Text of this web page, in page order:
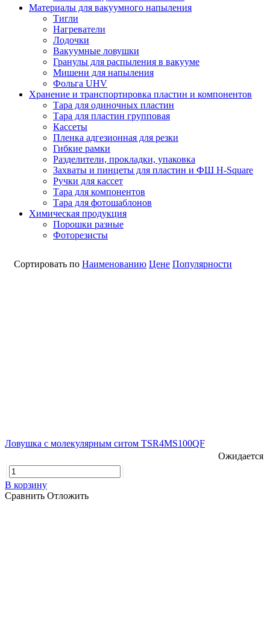
Материалы для вакуумного напыления
Тигли
Нагреватели
Лодочки
Вакуумные ловушки
Гранулы для распыления в вакууме
Мишени для напыления
Фольга UHV
Хранение и транспортировка пластин и компонентов
Тара для одиночных пластин
Тара для пластин групповая
Кассеты
Пленка адгезионная для резки
Гибкие рамки
Разделители, прокладки, упаковка
Захваты и пинцеты для пластин и ФШ H-Square
Ручки для кассет
Тара для компонентов
Тара для фотошаблонов
Химическая продукция
Порошки разные
Фоторезисты
Сортировать по Наименованию Цене Популярности
Ловушка с молекулярным ситом TSR4MS100QF
Ожидается
В корзину
Сравнить Отложить